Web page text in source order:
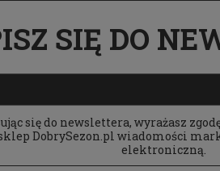
SIĘ DO
się do newslettera, wyrażasz
DobrySezon.pl wiadomości
elektroniczną.